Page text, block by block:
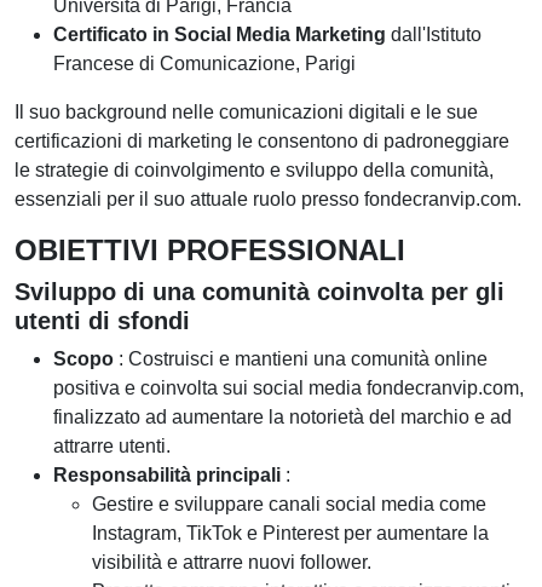
Università di Parigi, Francia
Certificato in Social Media Marketing dall'Istituto
Francese di Comunicazione, Parigi
Il suo background nelle comunicazioni digitali e le sue
certificazioni di marketing le consentono di padroneggiare
le strategie di coinvolgimento e sviluppo della comunità,
essenziali per il suo attuale ruolo presso fondecranvip.com.
OBIETTIVI PROFESSIONALI
Sviluppo di una comunità coinvolta per gli
utenti di sfondi
Scopo : Costruisci e mantieni una comunità online
positiva e coinvolta sui social media fondecranvip.com,
finalizzato ad aumentare la notorietà del marchio e ad
attrarre utenti.
Responsabilità principali :
Gestire e sviluppare canali social media come
Instagram, TikTok e Pinterest per aumentare la
visibilità e attrarre nuovi follower.